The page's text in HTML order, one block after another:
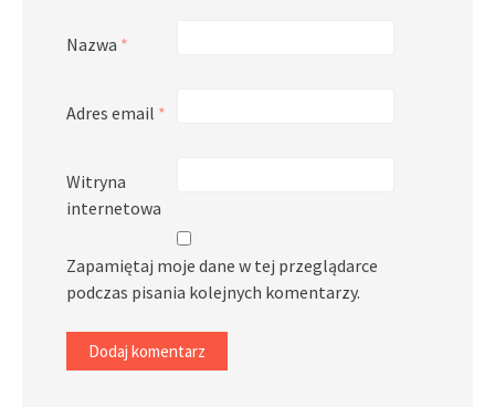
Nazwa *
Adres email *
Witryna
internetowa
Zapamiętaj moje dane w tej przeglądarce
podczas pisania kolejnych komentarzy.